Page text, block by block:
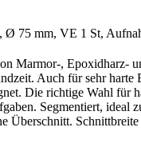
Ø 75 mm, VE 1 St,
Marmor-, Epoxidharz-
Auch für sehr harte
Die richtige Wahl für
Segmentiert, ideal
Überschnitt.